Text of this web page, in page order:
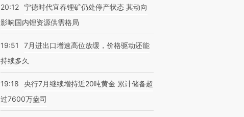
20:12 宁德时代宜春锂矿仍处停产状态 其动向
影响国内锂资源供需格局
19:51
7月进出口增速高位放缓，价格驱动还能
持续多久
19:18
央行7月继续增持近20吨黄金 累计储备超
过7600万盎司